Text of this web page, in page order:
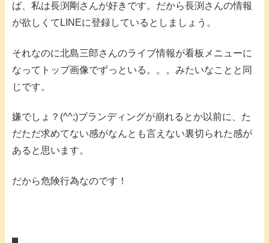
ば、私は長渕剛さんが好きです。だから長渕さんの情報
が欲しくてLINEに登録しているとしましょう。
それなのに北島三郎さんのライブ情報が看板メニューに
なってトップ画像でずっといる。。。みたいなことと同
じです。
嫌でしょ？(^^;)ブランディングが崩れるとか以前に、た
だただ求めてない感がなんとも言えない裏切られた感が
あると思います。
だから危険行為なのです！